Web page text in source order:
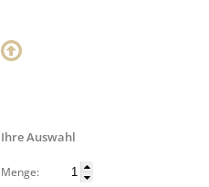
Ihre Auswahl
Menge: